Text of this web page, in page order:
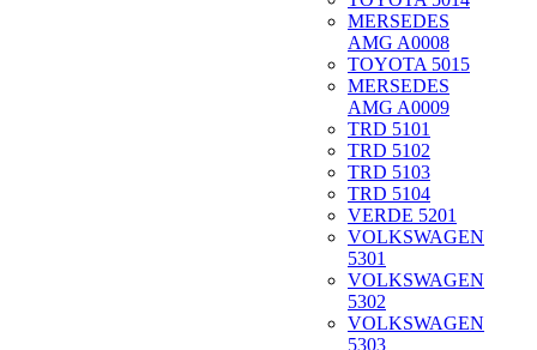
MERSEDES
AMG A0008
TOYOTA 5015
MERSEDES
AMG A0009
TRD 5101
TRD 5102
TRD 5103
TRD 5104
VERDE 5201
VOLKSWAGEN
5301
VOLKSWAGEN
5302
VOLKSWAGEN
5303